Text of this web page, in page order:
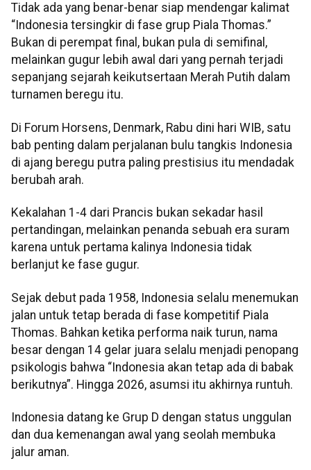
Tidak ada yang benar-benar siap mendengar kalimat
“Indonesia tersingkir di fase grup Piala Thomas.”
Bukan di perempat final, bukan pula di semifinal,
melainkan gugur lebih awal dari yang pernah terjadi
sepanjang sejarah keikutsertaan Merah Putih dalam
turnamen beregu itu.
Di Forum Horsens, Denmark, Rabu dini hari WIB, satu
bab penting dalam perjalanan bulu tangkis Indonesia
di ajang beregu putra paling prestisius itu mendadak
berubah arah.
Kekalahan 1-4 dari Prancis bukan sekadar hasil
pertandingan, melainkan penanda sebuah era suram
karena untuk pertama kalinya Indonesia tidak
berlanjut ke fase gugur.
Sejak debut pada 1958, Indonesia selalu menemukan
jalan untuk tetap berada di fase kompetitif Piala
Thomas. Bahkan ketika performa naik turun, nama
besar dengan 14 gelar juara selalu menjadi penopang
psikologis bahwa “Indonesia akan tetap ada di babak
berikutnya”. Hingga 2026, asumsi itu akhirnya runtuh.
Indonesia datang ke Grup D dengan status unggulan
dan dua kemenangan awal yang seolah membuka
jalur aman.